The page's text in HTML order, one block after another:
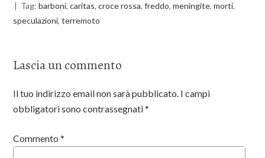
Tag:barboni,caritas,croce rossa,freddo,meningite,morti,
speculazioni,terremoto
Lascia un commento
Il tuo indirizzo email non sarà pubblicato. I campi
obbligatori sono contrassegnati*
Commento*